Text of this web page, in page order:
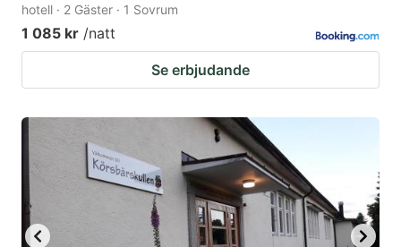
hotell · 2 Gäster · 1 Sovrum
1 085 kr /natt
Se erbjudande